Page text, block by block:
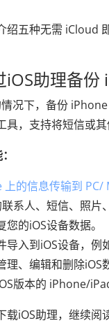
绍五种无需 iCloud
助理备份
况下，备份
具，支持将短信或
的信息传输到 PC/
系人、短信、照片
的iOS设备数据。
导入到iOS设备，例
、编辑和删除iOS
版本的 iPhone/
载iOS助理，继续